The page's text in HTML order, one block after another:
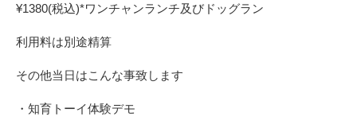
¥1380(税込)*ワンチャンランチ及びドッグラン
利用料は別途精算
その他当日はこんな事致します
・知育トーイ体験デモ